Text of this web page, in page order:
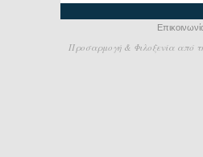
Προσαρμογή & Φιλοξενία από